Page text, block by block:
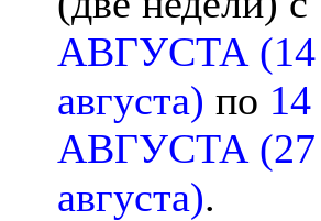
АВГУСТА (14
августа) по 14
АВГУСТА (27
августа).